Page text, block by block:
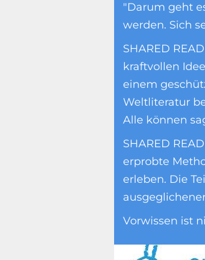
"Darum geht
werden. Sich
SHARED
kraftvollen
einem
Weltliteratur
Alle können
SHARED
erprobte
erleben. Die
Vorwissen ist